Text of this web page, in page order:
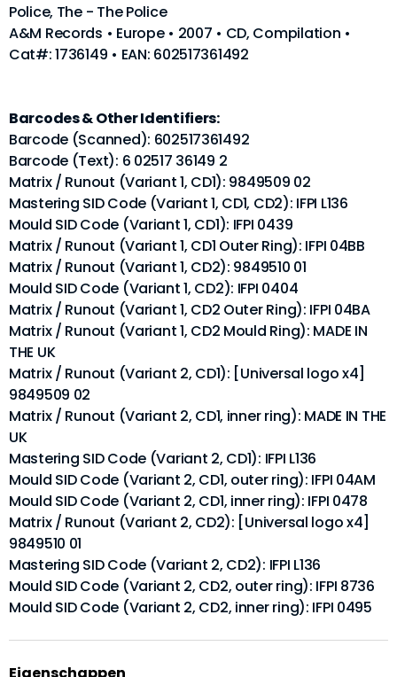
Police, The - The Police
A&M Records • Europe • 2007 • CD, Compilation •
Cat#: 1736149 • EAN: 602517361492
Barcodes & Other Identifiers:
Barcode (Scanned): 602517361492
Barcode (Text): 6 02517 36149 2
Matrix / Runout (Variant 1, CD1): 9849509 02
Mastering SID Code (Variant 1, CD1, CD2): IFPI L136
Mould SID Code (Variant 1, CD1): IFPI 0439
Matrix / Runout (Variant 1, CD1 Outer Ring): IFPI 04BB
Matrix / Runout (Variant 1, CD2): 9849510 01
Mould SID Code (Variant 1, CD2): IFPI 0404
Matrix / Runout (Variant 1, CD2 Outer Ring): IFPI 04BA
Matrix / Runout (Variant 1, CD2 Mould Ring): MADE IN
THE UK
Matrix / Runout (Variant 2, CD1): [Universal logo x4]
9849509 02
Matrix / Runout (Variant 2, CD1, inner ring): MADE IN THE
UK
Mastering SID Code (Variant 2, CD1): IFPI L136
Mould SID Code (Variant 2, CD1, outer ring): IFPI 04AM
Mould SID Code (Variant 2, CD1, inner ring): IFPI 0478
Matrix / Runout (Variant 2, CD2): [Universal logo x4]
9849510 01
Mastering SID Code (Variant 2, CD2): IFPI L136
Mould SID Code (Variant 2, CD2, outer ring): IFPI 8736
Mould SID Code (Variant 2, CD2, inner ring): IFPI 0495
Eigenschappen